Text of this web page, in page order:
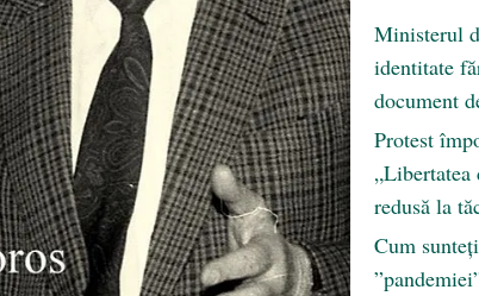
Ministerul
identitate
document
Protest
redusă la
Cum